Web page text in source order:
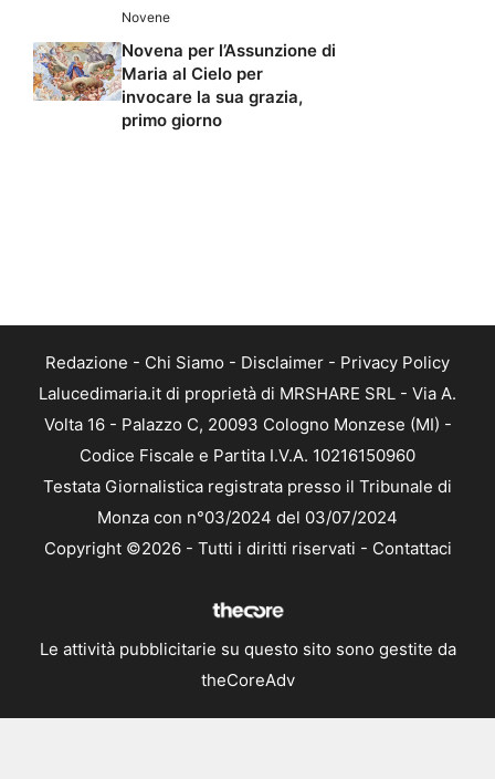
Novene
Novena per l’Assunzione di
Maria al Cielo per
invocare la sua grazia,
primo giorno
Redazione - Chi Siamo - Disclaimer - Privacy Policy
Lalucedimaria.it di proprietà di MRSHARE SRL - Via A.
Volta 16 - Palazzo C, 20093 Cologno Monzese (MI) -
Codice Fiscale e Partita I.V.A. 10216150960
Testata Giornalistica registrata presso il Tribunale di
Monza con n°03/2024 del 03/07/2024
Copyright ©2026 - Tutti i diritti riservati - Contattaci
Le attività pubblicitarie su questo sito sono gestite da
theCoreAdv